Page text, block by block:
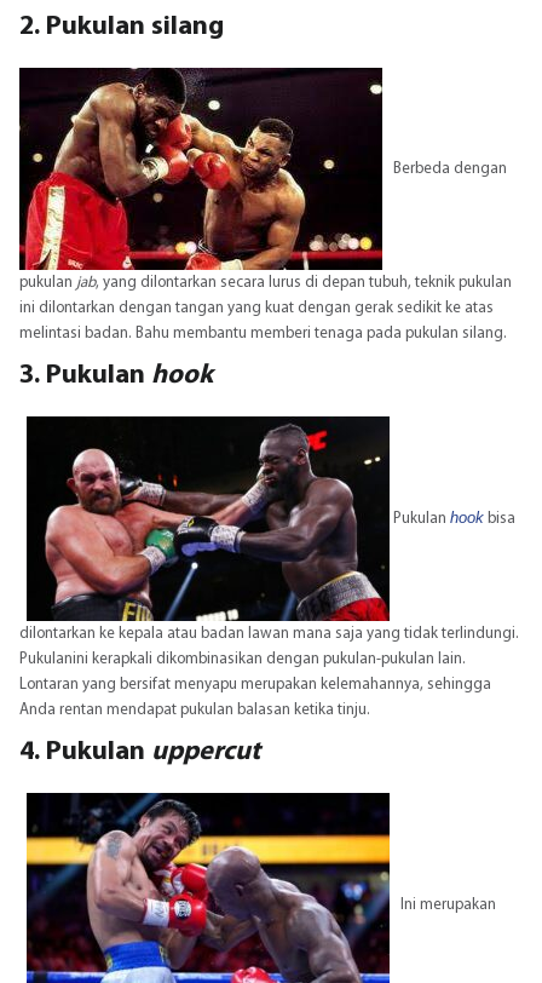
2. Pukulan silang
Berbeda dengan
pukulan jab, yang dilontarkan secara lurus di depan tubuh, teknik pukulan
ini dilontarkan dengan tangan yang kuat dengan gerak sedikit ke atas
melintasi badan. Bahu membantu memberi tenaga pada pukulan silang.
3. Pukulan hook
Pukulan hook bisa
dilontarkan ke kepala atau badan lawan mana saja yang tidak terlindungi.
Pukulanini kerapkali dikombinasikan dengan pukulan-pukulan lain.
Lontaran yang bersifat menyapu merupakan kelemahannya, sehingga
Anda rentan mendapat pukulan balasan ketika tinju.
4. Pukulan uppercut
Ini merupakan